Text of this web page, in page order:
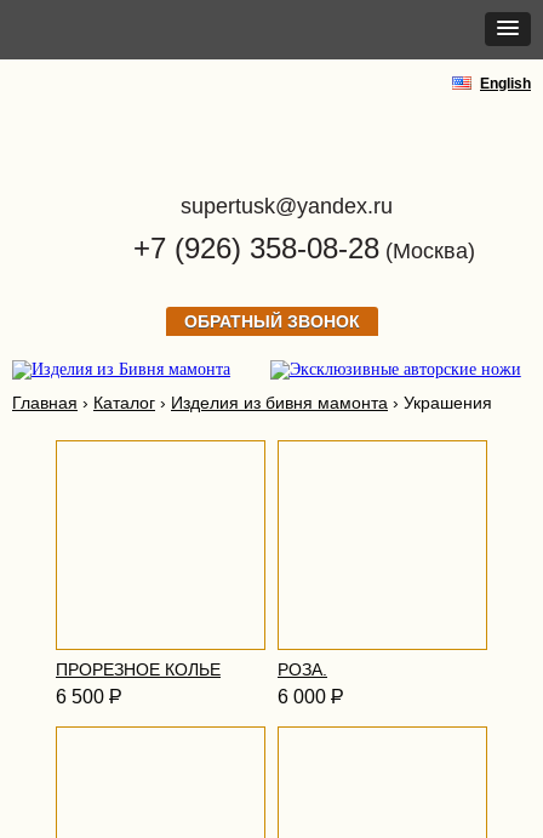
supertusk@yandex.ru
English
+7 (926) 358-08-28 (Москва)
ОБРАТНЫЙ ЗВОНОК
Главная › Каталог › Изделия из бивня мамонта › Украшения
ПРОРЕЗНОЕ КОЛЬЕ
6 500 Р
РОЗА.
6 000 Р